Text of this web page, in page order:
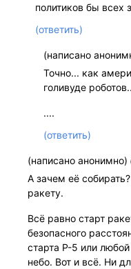
политиков бы всех
(ответить)
(написано
Точно... как
голивуде
....
(ответить)
(написано анонимно)
А зачем её
ракету.
Всё равно старт
безопасного
старта Р-5 или
небо. Вот и всё. Ни